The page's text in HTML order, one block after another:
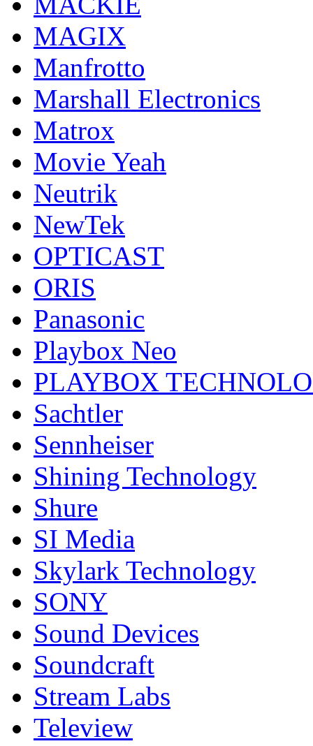
MAGIX
Manfrotto
Marshall Electronics
Matrox
Movie Yeah
Neutrik
NewTek
OPTICAST
ORIS
Panasonic
Playbox Neo
PLAYBOX
Sachtler
Sennheiser
Shining Technology
Shure
SI Media
Skylark Technology
SONY
Sound Devices
Soundcraft
Stream Labs
Teleview